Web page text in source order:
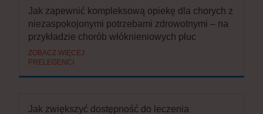
Jak zapewnić kompleksową opiekę dla chorych z
niezaspokojonymi potrzebami zdrowotnymi – na
przykładzie chorób włóknieniowych płuc
ZOBACZ WIĘCEJ
PRELEGENCI
Jak zwiększyć dostępność do leczenia